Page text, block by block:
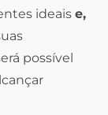
ideais e,
possível